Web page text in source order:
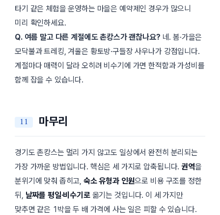
타기 같은 체험을 운영하는 마을은 예약제인 경우가 많으니
미리 확인하세요.
Q. 여름 말고 다른 계절에도 촌캉스가 괜찮나요? 네. 봄·가을은
모닥불과 트레킹, 겨울은 황토방·구들장 사우나가 강점입니다.
계절마다 매력이 달라 오히려 비수기에 가면 한적함과 가성비를
함께 잡을 수 있습니다.
마무리
경기도 촌캉스는 멀리 가지 않고도 일상에서 완전히 분리되는
가장 가까운 방법입니다. 핵심은 세 가지로 압축됩니다.권역을
분위기에 맞춰 좁히고, 숙소 유형과 인원으로 비용 구조를 정한
뒤, 날짜를 평일·비수기로옮기는 것입니다. 이 세 가지만
맞추면 같은 1박을 두 배 가격에 사는 일은 피할 수 있습니다.